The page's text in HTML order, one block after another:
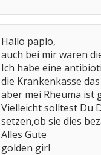
Hallo paplo,
auch bei mir waren
Ich habe eine
die Krankenkasse
aber mei Rheuma ist
Vielleicht solltest Du
setzen,ob sie dies
Alles Gute
golden girl